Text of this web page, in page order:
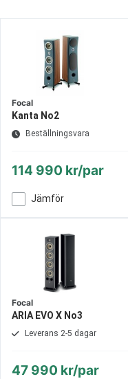
Focal
Kanta No2
Beställningsvara
114 990 kr/par
Jämför
Focal
ARIA EVO X No3
Leverans 2-5 dagar
47 990 kr/par